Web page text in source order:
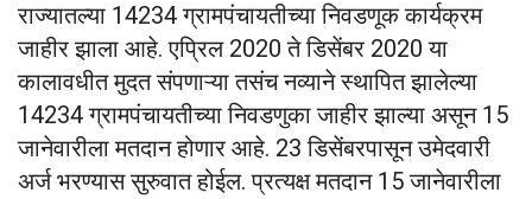
राज्यातल्या 14234 ग्रामपंचायतीच्या निवडणूक कार्यक्रम
जाहीर झाला आहे. एप्रिल 2020 ते डिसेंबर 2020 या
कालावधीत मुदत संपणाऱ्या तसंच नव्याने स्थापित झालेल्या
14234 ग्रामपंचायतीच्या निवडणुका जाहीर झाल्या असून 15
जानेवारीला मतदान होणार आहे. 23 डिसेंबरपासून उमेदवारी
अर्ज भरण्यास सुरुवात होईल. प्रत्यक्ष मतदान 15 जानेवारीला